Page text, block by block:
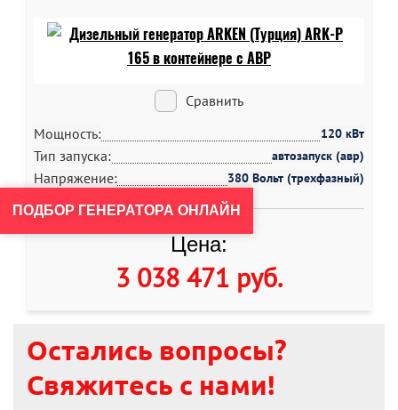
Сравнить
Мощность:
120 кВт
Тип запуска: автозапуск (авр)
Напряжение: 380 Вольт (трехфазный)
Цена:
3 038 471 руб.
Остались вопросы?
Свяжитесь с нами!
ПОДБОР ГЕНЕРАТОРА ОНЛАЙН